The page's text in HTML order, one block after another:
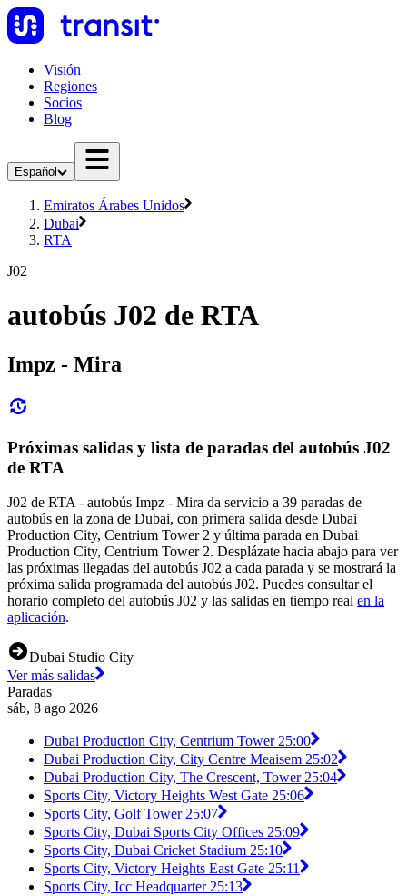
Visión
Regiones
Socios
Blog
Español
Emiratos Árabes Unidos
Dubai
RTA
J02
autobús J02 de RTA
Impz - Mira
Próximas salidas y lista de paradas del autobús J02
de RTA
J02 de RTA - autobús Impz - Mira da servicio a 39 paradas de
autobús en la zona de Dubai, con primera salida desde Dubai
Production City, Centrium Tower 2 y última parada en Dubai
Production City, Centrium Tower 2. Desplázate hacia abajo para ver
las próximas llegadas del autobús J02 a cada parada y se mostrará la
próxima salida programada del autobús J02. Puedes consultar el
horario completo del autobús J02 y las salidas en tiempo real en la
aplicación.
Dubai Studio City
Ver más salidas
Paradas
sáb, 8 ago 2026
Dubai Production City, Centrium Tower 25:00
Dubai Production City, City Centre Meaisem 25:02
Dubai Production City, The Crescent, Tower 25:04
Sports City, Victory Heights West Gate 25:06
Sports City, Golf Tower 25:07
Sports City, Dubai Sports City Offices 25:09
Sports City, Dubai Cricket Stadium 25:10
Sports City, Victory Heights East Gate 25:11
Sports City, Icc Headquarter 25:13